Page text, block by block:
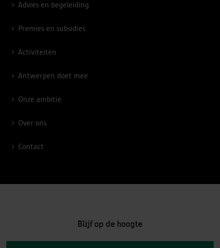
Advies en begeleiding
Premies en subsidies
Activiteiten
Antwerpen doet mee
Onze ambitie
Over ons
Contact
Blijf op de hoogte